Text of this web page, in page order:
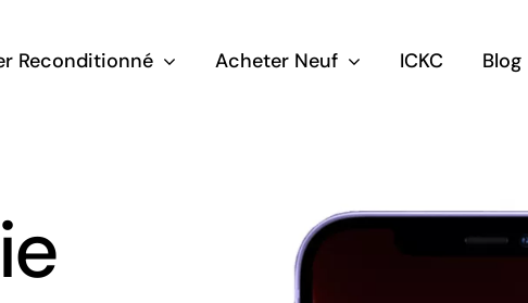
Reconditionné Acheter Neuf ICKC Blog